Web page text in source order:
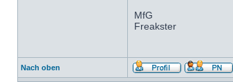
MfG
Freakster
Nach oben